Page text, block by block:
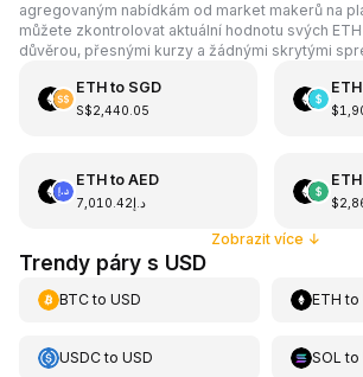
agregovaným nabídkám od market makerů na
můžete zkontrolovat aktuální hodnotu svých
důvěrou, přesnými kurzy a žádnými skrytými
ETHto SGD
S$2,440.05
ETH
ETHto AED
د.إ7,010.42
ETH
Zobrazit více ↓
Trendy páry s USD
BTCto USD ETH to
USDCto USD SOL to